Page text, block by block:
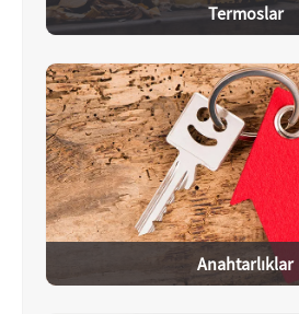
Termoslar
Anahtarlıklar